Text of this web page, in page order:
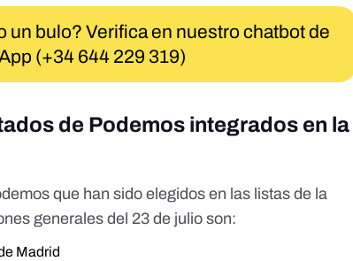
un bulo? Verifica en nuestro chatbot de
(+34 644 229 319)
de Podemos integrados en la
que han sidoelegidos en las listas de la
generales del 23 de julioson:
Madrid